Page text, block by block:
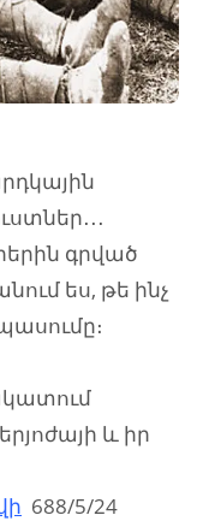
գրված
ես, թե ինչ
և իր
688/5/24